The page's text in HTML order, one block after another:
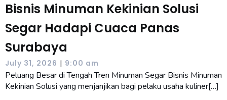
Bisnis Minuman Kekinian Solusi
Segar Hadapi Cuaca Panas
Surabaya
July 31, 2026 | 9:00 am
Peluang Besar di Tengah Tren Minuman Segar Bisnis Minuman
Kekinian Solusi yang menjanjikan bagi pelaku usaha kuliner[…]